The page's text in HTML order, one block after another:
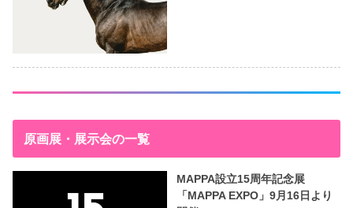
原画展・展示会の一覧
MAPPA設立15周年記念展
「MAPPA EXPO」9月16日より